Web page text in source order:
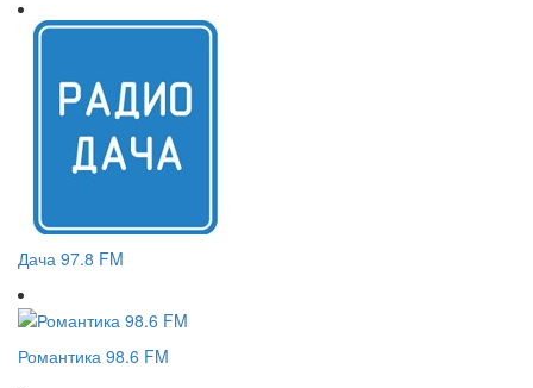
Дача 97.8 FM
Романтика 98.6 FM